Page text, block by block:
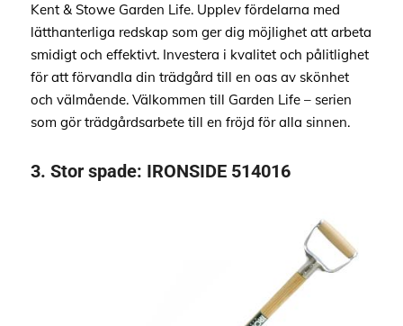
Kent & Stowe Garden Life. Upplev fördelarna med
lätthanterliga redskap som ger dig möjlighet att arbeta
smidigt och effektivt. Investera i kvalitet och pålitlighet
för att förvandla din trädgård till en oas av skönhet
och välmående. Välkommen till Garden Life – serien
som gör trädgårdsarbete till en fröjd för alla sinnen.
3. Stor spade: IRONSIDE 514016